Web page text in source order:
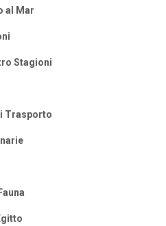
al Mar
Stagioni
Trasporto